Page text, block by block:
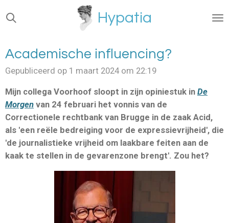
Ga
direct
de
Hypatia
Academische influencing?
Gepubliceerd op 1 maart 2024 om 22:19
Mijn collega Voorhoof sloopt in zijn opiniestuk in De
Morgen van 24 februari het vonnis van de
Correctionele rechtbank van Brugge in de zaak Acid,
als 'een reële bedreiging voor de expressievrijheid', die
'de journalistieke vrijheid om laakbare feiten aan de
kaak te stellen in de gevarenzone brengt'. Zou het?